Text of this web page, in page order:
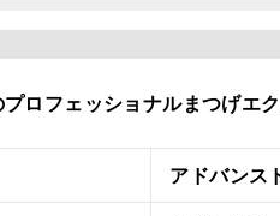
ロフェッショナルまつげエ
アドバンス